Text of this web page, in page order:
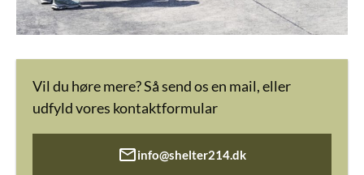
Vil du høre mere? Så send os en mail, eller
udfyld vores kontaktformular
info@shelter214.dk